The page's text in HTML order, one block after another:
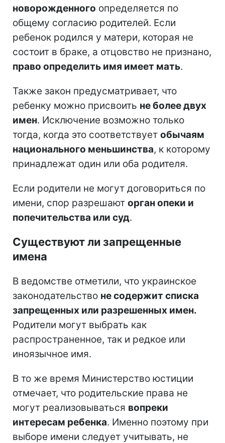
новорожденного определяется по
общему согласию родителей. Если
ребенок родился у матери, которая не
состоит в браке, а отцовство не признано,
право определить имя имеет мать.
Также закон предусматривает, что
ребенку можно присвоить не более двух
имен. Исключение возможно только
тогда, когда это соответствует обычаям
национального меньшинства, к которому
принадлежат один или оба родителя.
Если родители не могут договориться по
имени, спор разрешают орган опеки и
попечительства или суд.
Существуют ли запрещенные
имена
В ведомстве отметили, что украинское
законодательство не содержит списка
запрещенных или разрешенных имен.
Родители могут выбрать как
распространенное, так и редкое или
иноязычное имя.
В то же время Министерство юстиции
отмечает, что родительские права не
могут реализовываться вопреки
интересам ребенка. Именно поэтому при
выборе имени следует учитывать, не